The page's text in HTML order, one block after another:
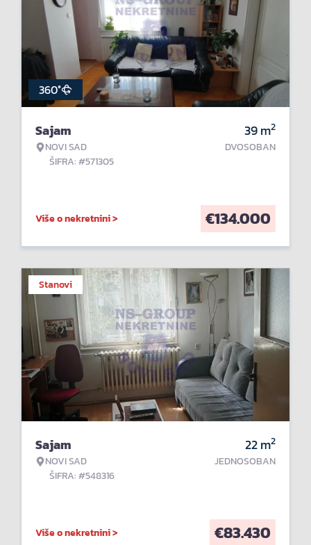
360°
Sajam
NOVI SAD
ŠIFRA: #571305
39m2
DVOSOBAN
Više o nekretnini > €134.000
Stanovi
Sajam
NOVI SAD
ŠIFRA: #548316
22m2
JEDNOSOBAN
Više o nekretnini > €83.430